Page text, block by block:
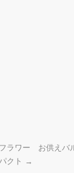
フラワー お供え
クト →